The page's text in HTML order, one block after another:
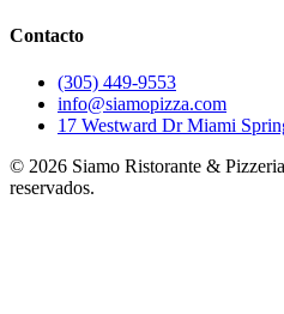
Contacto
(305) 449-9553
info@siamopizza.com
17 Westward Dr Miami
© 2026 Siamo Ristorante &
reservados.